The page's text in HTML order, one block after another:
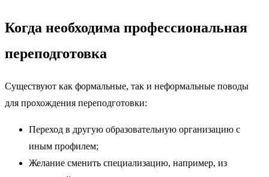
Когда необходима профессиональная
переподготовка
Существуют как формальные, так и неформальные поводы
для прохождения переподготовки:
Переход в другую образовательную организацию с
иным профилем;
Желание сменить специализацию, например, из